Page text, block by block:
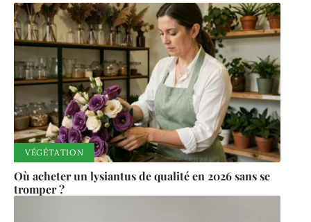
VÉGÉTATION
Où acheter un lysiantus de qualité en 2026 sans se
tromper ?